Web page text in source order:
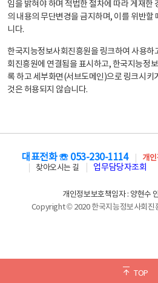
임을 밝혀야 하며 적법한 절차에 따라 게재한
의 내용의 무단변경을 금지하며, 이를 위반할
니다.
한국지능정보사회진흥원을 링크하여 사용하
회진흥원에 연결됨을 표시하고, 한국지능정
록 하고 세부화면(서브도메인)으로 링크시키
것은 허용되지 않습니다.
TOP
대표전화 ☏ 053-230-1114 개
찾아오시는 길
업무담당자조회
개인정보보호책임자 : 양현수
Copyright © 2020 한국지능정보사회